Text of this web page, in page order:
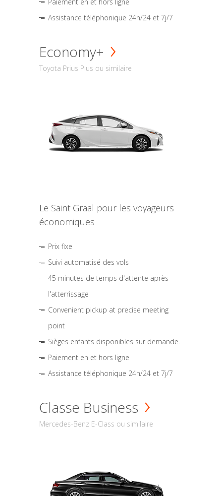
Assistance téléphonique 24h/24 et 7j/7
Economy+
Toyota Prius Plus ou similaire
Le Saint Graal pour les voyageurs
économiques
Prix fixe
Suivi automatisé des vols
45 minutes de temps d'attente après
l'atterrissage
Convenient pickup at precise meeting
point
Sièges enfants disponibles sur demande.
Paiement en et hors ligne
Assistance téléphonique 24h/24 et 7j/7
Classe Business
Mercedes-Benz E-Class ou similaire